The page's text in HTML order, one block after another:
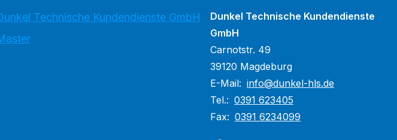
Technische Kundendienste GmbH
Dunkel Technische Kundendienste
GmbH
Carnotstr. 49
39120 Magdeburg
E-Mail: info@dunkel-hls.de
Tel.: 0391 623405
Fax: 0391 6234099